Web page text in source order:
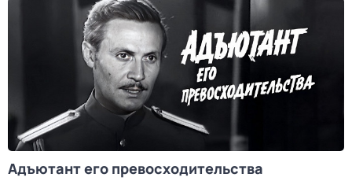
Адъютант его превосходительства